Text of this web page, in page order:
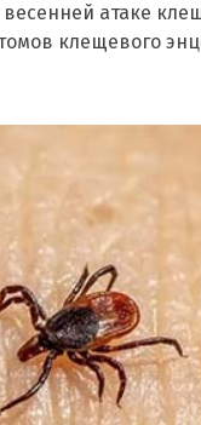
атаке
клещевого